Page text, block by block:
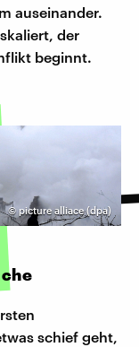
auseinander.
der
beginnt.
©picture alliace (dpa)
schief geht,